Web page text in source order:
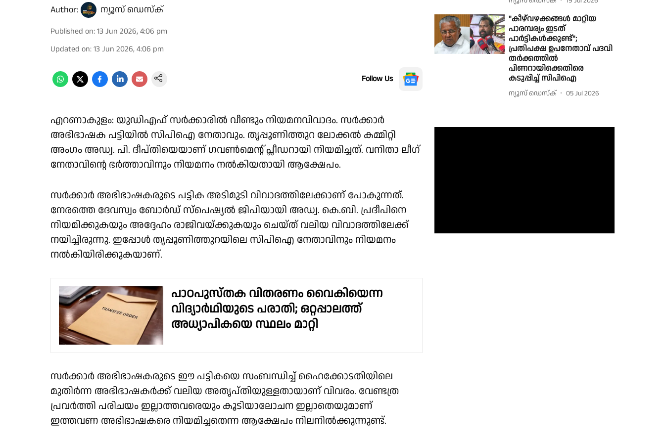
Author: ന്യൂസ് ഡെസ്ക്
Published on:13 Jun 2026, 4:06 pm
Updated on:13 Jun 2026, 4:06 pm
Follow Us
എറണാകുളം: യുഡിഎഫ് സർക്കാരിൽ വീണ്ടും നിയമനവിവാദം. സർക്കാർ
അഭിഭാഷക പട്ടിയിൽ സിപിഐ നേതാവും. തൃപ്പൂണിത്തുറ ലോക്കൽ കമ്മിറ്റി
അംഗം അഡ്വ. പി. ദീപ്തിയെയാണ് ഗവൺമെന്റ് പ്ലീഡറായി നിയമിച്ചത്. വനിതാ ലീഗ്
നേതാവിന്റെ ഭർത്താവിനും നിയമനം നൽകിയതായി ആക്ഷേപം.
സർക്കാർ അഭിഭാഷകരുടെ പട്ടിക അടിമുടി വിവാദത്തിലേക്കാണ് പോകുന്നത്.
നേരത്തെ ദേവസ്വം ബോർഡ് സ്പെഷ്യൽ ജിപിയായി അഡ്വ. കെ.ബി. പ്രദീപിനെ
നിയമിക്കുകയും അദ്ദേഹം രാജിവയ്ക്കുകയും ചെയ്ത് വലിയ വിവാദത്തിലേക്ക്
നയിച്ചിരുന്നു. ഇപ്പോൾ തൃപ്പൂണിത്തുറയിലെ സിപിഐ നേതാവിനും നിയമനം
നൽകിയിരിക്കുകയാണ്.
പാഠപുസ്തക വിതരണം വൈകിയെന്ന
വിദ്യാർഥിയുടെ പരാതി; ഒറ്റപ്പാലത്ത്
അധ്യാപികയെ സ്ഥലം മാറ്റി
സർക്കാർ അഭിഭാഷകരുടെ ഈ പട്ടികയെ സംബന്ധിച്ച് ഹൈക്കോടതിയിലെ
മുതിർന്ന അഭിഭാഷകർക്ക് വലിയ അതൃപ്തിയുള്ളതായാണ് വിവരം. വേണ്ടത്ര
പ്രവർത്തി പരിചയം ഇല്ലാത്തവരെയും കൂടിയാലോചന ഇല്ലാതെയുമാണ്
ഇത്തവണ അഭിഭാഷകരെ നിയമിച്ചതെന്ന ആക്ഷേപം നിലനിൽക്കുന്നുണ്ട്.
"കീഴ്‌വഴക്കങ്ങൾ മാറ്റിയ
പാരമ്പര്യം ഇടത്
പാർട്ടികൾക്കുണ്ട്";
പ്രതിപക്ഷ ഉപനേതാവ് പദവി
തർക്കത്തിൽ
പിണറായിക്കെതിരെ
കടുപ്പിച്ച് സിപിഐ
ന്യൂസ് ഡെസ്ക് 05 Jul 2026